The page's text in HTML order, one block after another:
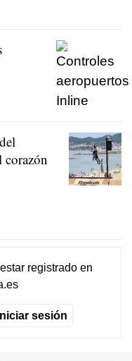
estar registradoen
sesión